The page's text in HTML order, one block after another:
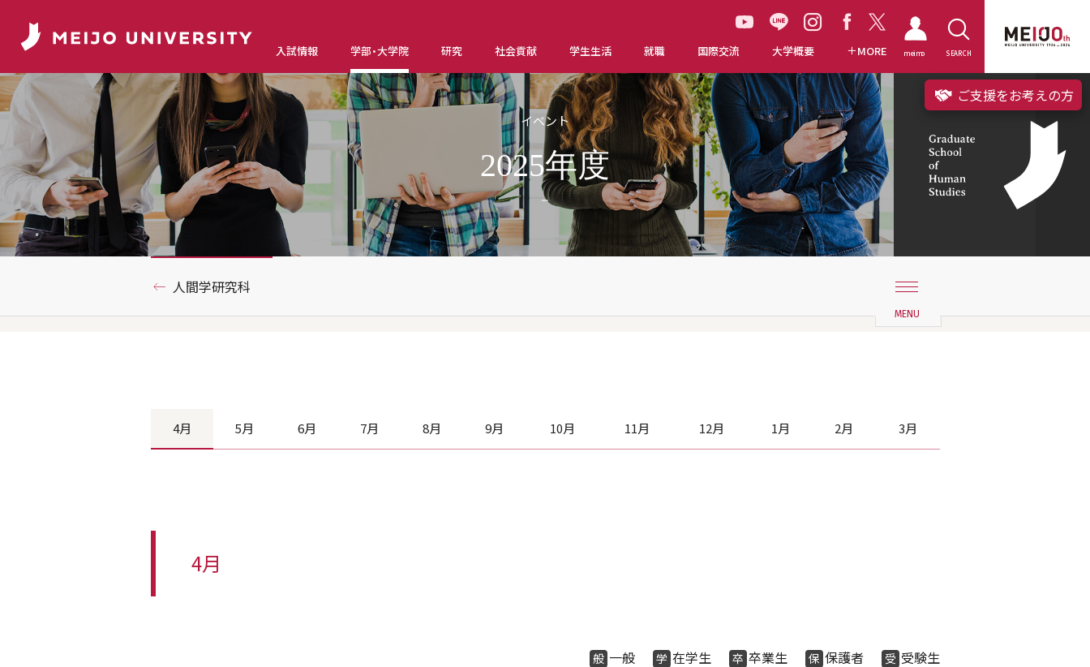
入試情報 学部・大学院 研究 社会貢献 学生生活 就職 国際交流 大学概要 MORE meimo SEARCH
ご支援をお考えの方
イベント
2025年度
人間学研究科
4月 5月 6月 7月 8月 9月 10月 11月 12月 1月 2月 3月
4月
般 一般 学 在学生 卒 卒業生 保 保護者 受 受験生